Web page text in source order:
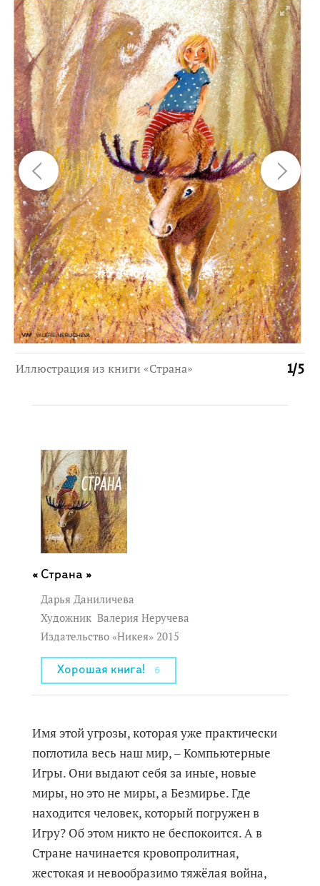
1/5
Иллюстрация из книги «Страна»
Страна »
Дарья Даниличева
Художник Валерия Неручева
Издательство «Никея» 2015
Хорошая книга! 6
Имя этой угрозы, которая уже практически
поглотила весь наш мир, ‒ Компьютерные
Игры. Они выдают себя за иные, новые
миры, но это не миры, а Безмирье. Где
находится человек, который погружен в
Игру? Об этом никто не беспокоится. А в
Стране начинается кровопролитная,
жестокая и невообразимо тяжёлая война,